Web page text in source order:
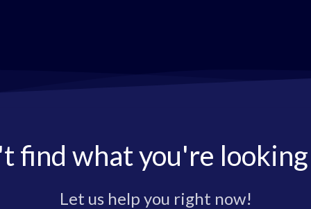
find what you're
Let us help you right now!